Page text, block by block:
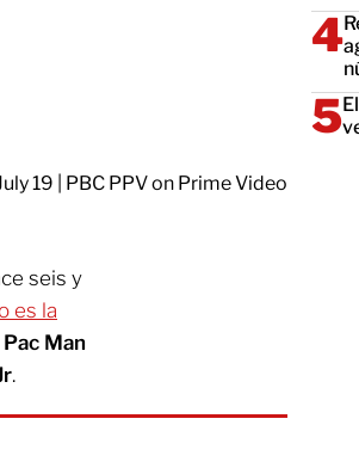
July 19 | PBC PPV on Prime Video
seis y
es la
Pac Man
.